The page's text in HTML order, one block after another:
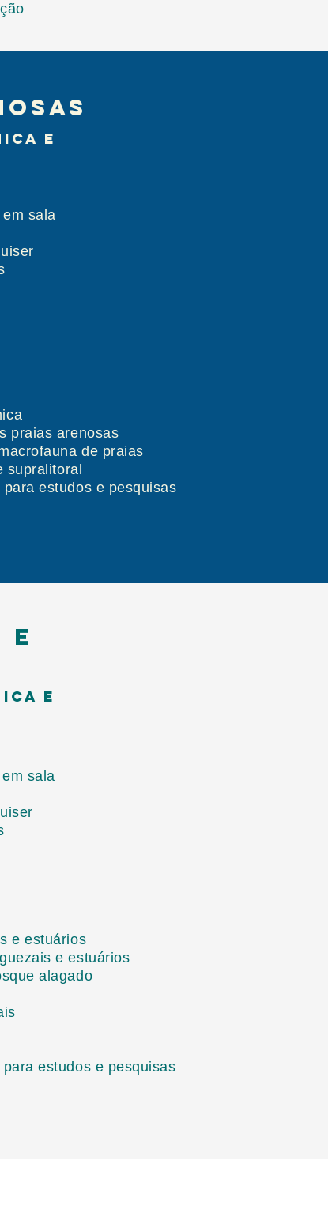
e
sala
praias arenosas​
de praias
supralitoral
estudos e pesquisas
e
e
sala
e estuários
e estuários
alagado
estudos e pesquisas